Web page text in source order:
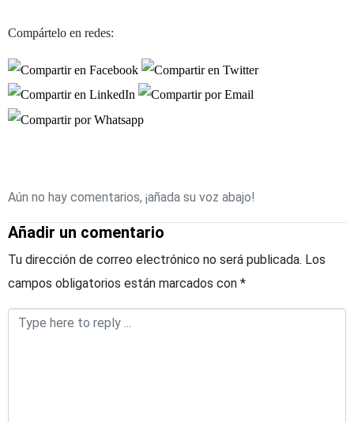
Compártelo en redes:
Aún no hay comentarios, ¡añada su voz abajo!
Añadir un comentario
Tu dirección de correo electrónico no será publicada. Los
campos obligatorios están marcados con *
Comentario